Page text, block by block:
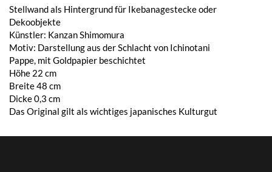
Stellwand als Hintergrund für Ikebanagestecke oder
Dekoobjekte
Künstler: Kanzan Shimomura
Motiv: Darstellung aus der Schlacht von Ichinotani
Pappe, mit Goldpapier beschichtet
Höhe 22 cm
Breite 48 cm
Dicke 0,3 cm
Das Original gilt als wichtiges japanisches Kulturgut